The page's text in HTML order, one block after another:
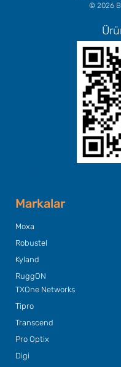
© 2026
Markalar
Moxa
Robustel
Kyland
RuggON
TXOne Networks
Tipro
Transcend
Pro Optix
Digi